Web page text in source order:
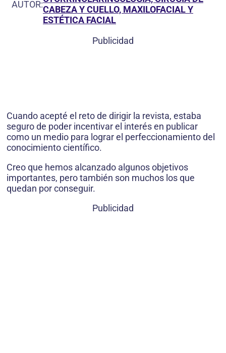
AUTOR:CABEZA Y CUELLO, MAXILOFACIAL Y
ESTÉTICA FACIAL
Publicidad
Cuando acepté el reto de dirigir la revista, estaba
seguro de poder incentivar el interés en publicar
como un medio para lograr el perfeccionamiento del
conocimiento científico.
Creo que hemos alcanzado algunos objetivos
importantes, pero también son muchos los que
quedan por conseguir.
Publicidad